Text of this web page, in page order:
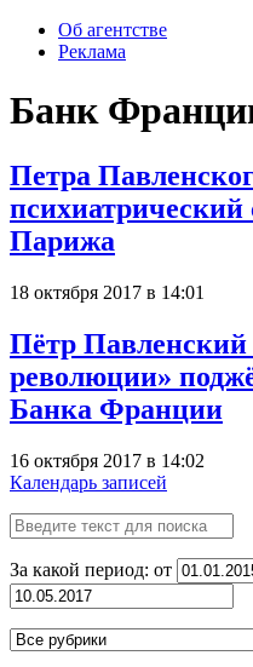
Об агентстве
Реклама
Банк
Петра
Парижа
18 октября 2017 в 14:01
Пётр Павленский
революции»
Банка Франции
16 октября 2017 в 14:02
Календарь записей
За какой период: от